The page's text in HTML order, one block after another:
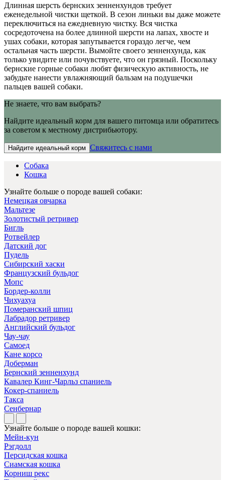
Длинная шерсть бернских зенненхундов требует
еженедельной чистки щеткой. В сезон линьки вы даже можете
переключиться на ежедневную чистку. Вся чистка
сосредоточена на более длинной шерсти на лапах, хвосте и
ушах собаки, которая запутывается гораздо легче, чем
остальная часть шерсти. Вымойте своего зенненхунда, как
только увидите или почувствуете, что он грязный. Поскольку
бернские горные собаки любят физическую активность, не
забудьте нанести увлажняющий бальзам на подушечки
пальцев вашей собаки.
Не знаете, что вам выбрать?
Найдите идеальный корм для вашего питомца или обратитесь
за советом к местному дистрибьютору.
Найдите идеальный корм Свяжитесь с нами
Собака
Кошка
Узнайте больше о породе вашей собаки:
Немецкая овчарка
Мальтезе
Золотистый ретривер
Бигль
Ротвейлер
Датский дог
Пудель
Сибирский хаски
Французский бульдог
Мопс
Бордер-колли
Чихуахуа
Померанский шпиц
Лабрадор ретривер
Английский бульдог
Чау-чау
Самоед
Кане корсо
Доберман
Бернский зенненхунд
Кавалер Кинг-Чарльз спаниель
Кокер-спаниель
Такса
Сенбернар
Узнайте больше о породе вашей кошки:
Мейн-кун
Рэгдолл
Персидская кошка
Сиамская кошка
Корниш рекс